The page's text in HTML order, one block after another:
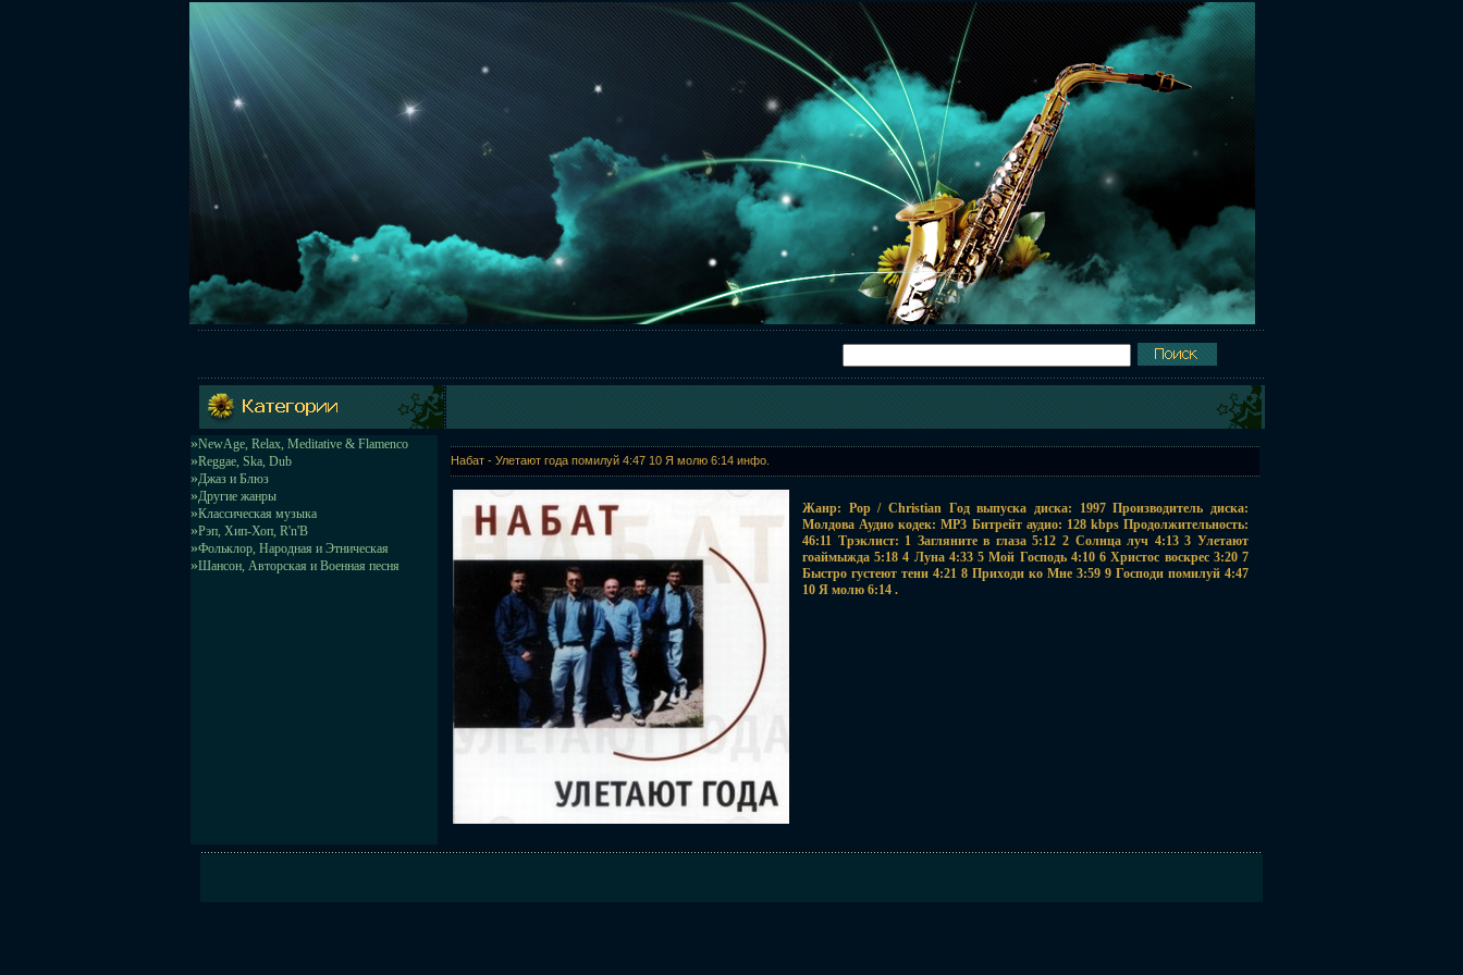
»NewAge, Relax, Meditative & Flamenco
»Reggae, Ska, Dub
»Джаз и Блюз
»Другие жанры
»Классическая музыка
»Рэп, Хип-Хоп, R'n'B
»Фольклор, Народная и Этническая
»Шансон, Авторская и Военная песня
Набат - Улетают года помилуй 4:47 10 Я молю 6:14 инфо.
Жанр: Pop / Christian Год выпуска диска: 1997 Производитель диска:
Молдова Аудио кодек: MP3 Битрейт аудио: 128 kbps Продолжительность:
46:11 Трэклист: 1 Загляните в глаза 5:12 2 Солнца луч 4:13 3 Улетают
гоаймыжда 5:18 4 Луна 4:33 5 Мой Господь 4:10 6 Христос воскрес 3:20 7
Быстро густеют тени 4:21 8 Приходи ко Мне 3:59 9 Господи помилуй 4:47
10 Я молю 6:14 .